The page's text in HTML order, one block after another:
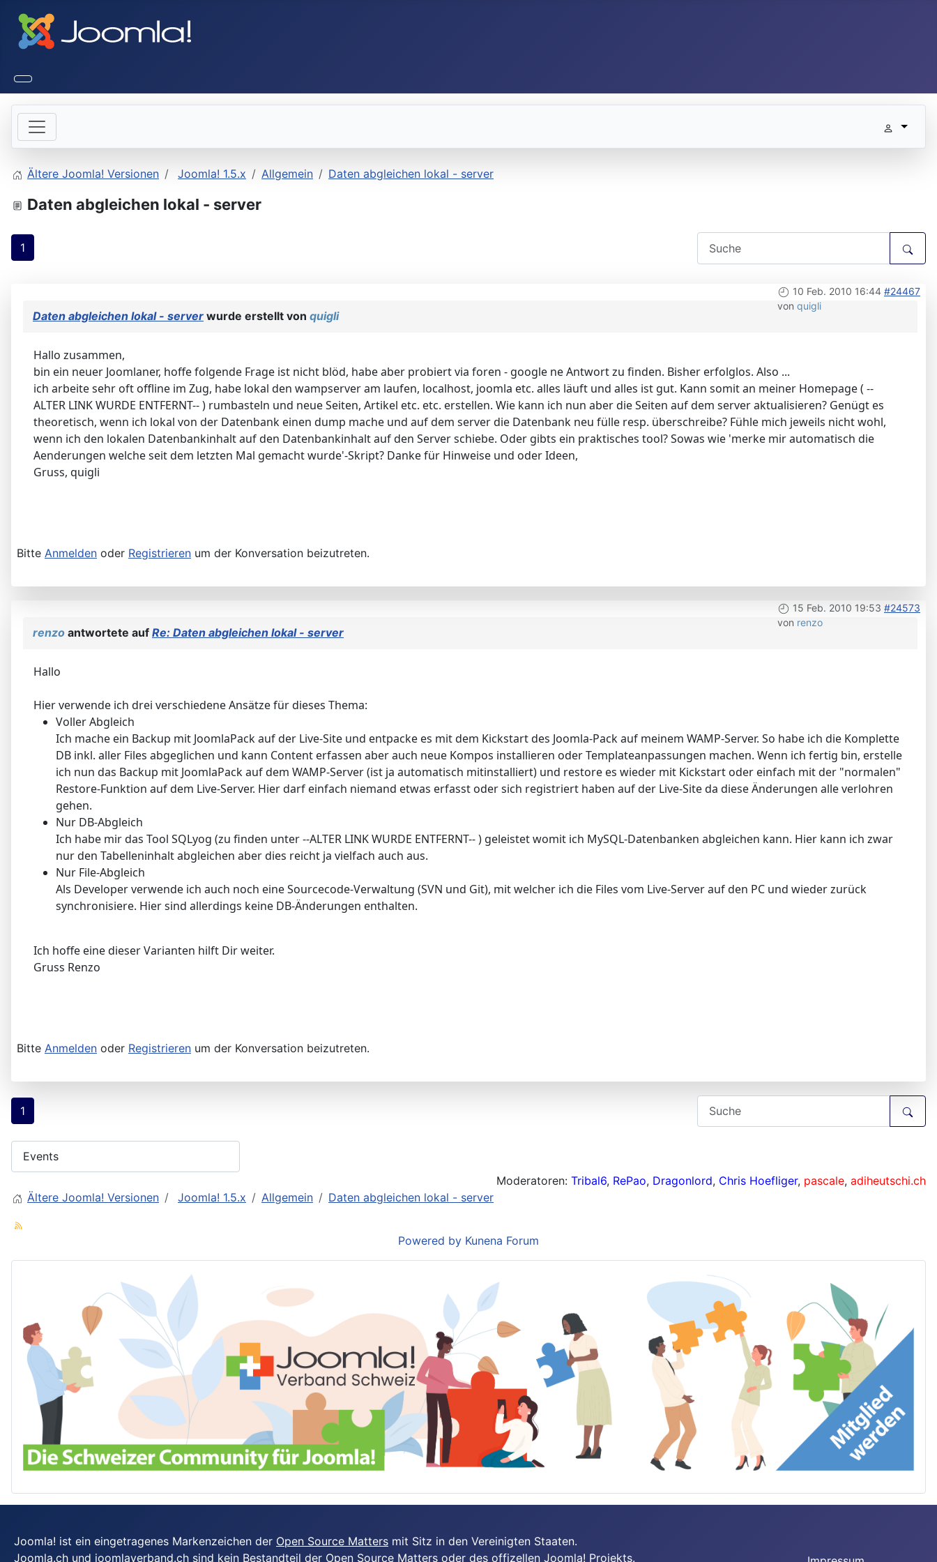
Ältere Joomla! Versionen Joomla! 1.5.x Allgemein Daten abgleichen lokal - server
Daten abgleichen lokal - server
1
10 Feb. 2010 16:44 #24467
von quigli
Daten abgleichen lokal - server wurde erstellt von quigli
Hallo zusammen,
bin ein neuer Joomlaner, hoffe folgende Frage ist nicht blöd, habe aber probiert via foren - google ne Antwort zu finden. Bisher erfolglos. Also ...
ich arbeite sehr oft offline im Zug, habe lokal den wampserver am laufen, localhost, joomla etc. alles läuft und alles ist gut. Kann somit an meiner Homepage ( --
ALTER LINK WURDE ENTFERNT-- ) rumbasteln und neue Seiten, Artikel etc. etc. erstellen. Wie kann ich nun aber die Seiten auf dem server aktualisieren? Genügt es
theoretisch, wenn ich lokal von der Datenbank einen dump mache und auf dem server die Datenbank neu fülle resp. überschreibe? Fühle mich jeweils nicht wohl,
wenn ich den lokalen Datenbankinhalt auf den Datenbankinhalt auf den Server schiebe. Oder gibts ein praktisches tool? Sowas wie 'merke mir automatisch die
Aenderungen welche seit dem letzten Mal gemacht wurde'-Skript? Danke für Hinweise und oder Ideen,
Gruss, quigli
Bitte Anmelden oder Registrieren um der Konversation beizutreten.
15 Feb. 2010 19:53 #24573
von renzo
renzo antwortete auf Re: Daten abgleichen lokal - server
Hallo
Hier verwende ich drei verschiedene Ansätze für dieses Thema:
Voller Abgleich
Ich mache ein Backup mit JoomlaPack auf der Live-Site und entpacke es mit dem Kickstart des Joomla-Pack auf meinem WAMP-Server. So habe ich die Komplette
DB inkl. aller Files abgeglichen und kann Content erfassen aber auch neue Kompos installieren oder Templateanpassungen machen. Wenn ich fertig bin, erstelle
ich nun das Backup mit JoomlaPack auf dem WAMP-Server (ist ja automatisch mitinstalliert) und restore es wieder mit Kickstart oder einfach mit der "normalen"
Restore-Funktion auf dem Live-Server. Hier darf einfach niemand etwas erfasst oder sich registriert haben auf der Live-Site da diese Änderungen alle verlohren
gehen.
Nur DB-Abgleich
Ich habe mir das Tool SQLyog (zu finden unter --ALTER LINK WURDE ENTFERNT-- ) geleistet womit ich MySQL-Datenbanken abgleichen kann. Hier kann ich zwar
nur den Tabelleninhalt abgleichen aber dies reicht ja vielfach auch aus.
Nur File-Abgleich
Als Developer verwende ich auch noch eine Sourcecode-Verwaltung (SVN und Git), mit welcher ich die Files vom Live-Server auf den PC und wieder zurück
synchronisiere. Hier sind allerdings keine DB-Änderungen enthalten.
Ich hoffe eine dieser Varianten hilft Dir weiter.
Gruss Renzo
Bitte Anmelden oder Registrieren um der Konversation beizutreten.
1
Moderatoren: Tribal6, RePao, Dragonlord, Chris Hoefliger, pascale, adiheutschi.ch
Ältere Joomla! Versionen
Joomla! 1.5.x Allgemein Daten abgleichen lokal - server
Powered by Kunena Forum
Joomla! ist ein eingetragenes Markenzeichen der Open Source Matters mit Sitz in den Vereinigten Staaten.
Joomla.ch und joomlaverband.ch sind kein Bestandteil der Open Source Matters oder des offizellen Joomla! Projekts.